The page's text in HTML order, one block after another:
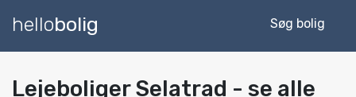
hellobolig Søg bolig
Lejeboliger Selatrad - se alle